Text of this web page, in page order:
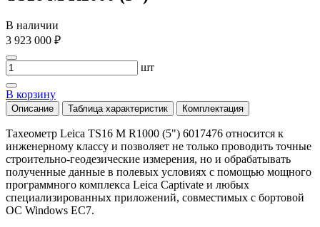
В наличии
3 923 000 ₽
шт
В корзину
Описание Таблица характеристик Комплектация
Тахеометр Leica TS16 M R1000 (5") 6017476 относится к
инженерному классу и позволяет не только проводить точные
строительно-геодезические измерения, но и обрабатывать
полученные данные в полевых условиях с помощью мощного
программного комплекса Leica Captivate и любых
специализированных приложений, совместимых с бортовой
ОС Windows EC7.